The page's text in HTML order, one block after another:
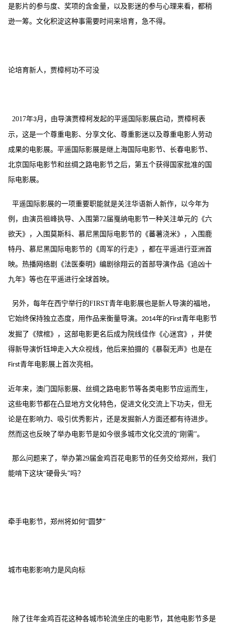
是影片的参与度、奖项的含金量，以及影迷的参与心理来看，都稍
逊一筹。文化积淀这种事需要时间来培育，急不得。
论培育新人，贾樟柯功不可没
2017年3月，由导演贾樟柯发起的平遥国际影展启动，贾樟柯表
示，这是一个尊重电影、分享文化、尊重影迷以及尊重电影人劳动
成果的电影展。平遥国际影展是继上海国际电影节、长春电影节、
北京国际电影节和丝绸之路电影节之后，第五个获得国家批准的国
际电影展。
平遥国际影展的一项重要职能就是关注华语新人新作，以今年为
例，由演员祖峰执导、入围第72届戛纳电影节一种关注单元的《六
欲天》，入围莫斯科、慕尼黑国际电影节的《蕃薯浇米》，入围鹿
特丹、慕尼黑国际电影节的《周军的行走》，都在平遥进行亚洲首
映。热播网络剧《法医秦明》编剧徐翔云的首部导演作品《追凶十
九年》等也在平遥进行全球首映。
另外，每年在西宁举行的FIRST青年电影展也是新人导演的福地，
它始终保持独立态度，用作品来衡量导演。 2014年的First青年电影节
发掘了《殡棺》，这部电影更名后成为院线佳作《心迷宫》，并使
得新导演忻钰坤走入大众视线，他后来拍摄的《暴裂无声》也是在
First青年电影展上首次亮相。
近年来，澳门国际影展、丝绸之路电影节等各类电影节应运而生，
这些电影节都在凸显地方文化特色，促进文化交流上下功夫，但无
论是在影响力、吸引优秀影片，还是发掘新人方面还都有待进步。
然而这也反映了举办电影节是如今很多城市文化交流的“刚需”。
那么问题来了，举办第29届金鸡百花电影节的任务交给郑州，我们
能啃下这块“硬骨头”吗？
牵手电影节，郑州将如何“圆梦”
城市电影影响力是风向标
除了往年金鸡百花这种各城市轮流坐庄的电影节，其他电影节多是